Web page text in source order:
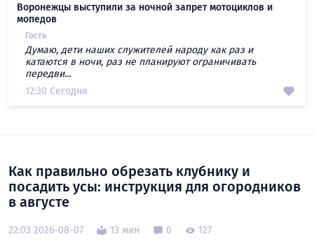
Воронежцы выступили за ночной запрет мотоциклов и
мопедов
Гость
Думаю, дети наших служителей народу как раз и
катаются в ночи, раз не планируют ограничивать
передви...
12:30 Сегодня
Как правильно обрезать клубнику и
посадить усы: инструкция для огородников
в августе
22:03 2026-08-07 13 мин 0 127